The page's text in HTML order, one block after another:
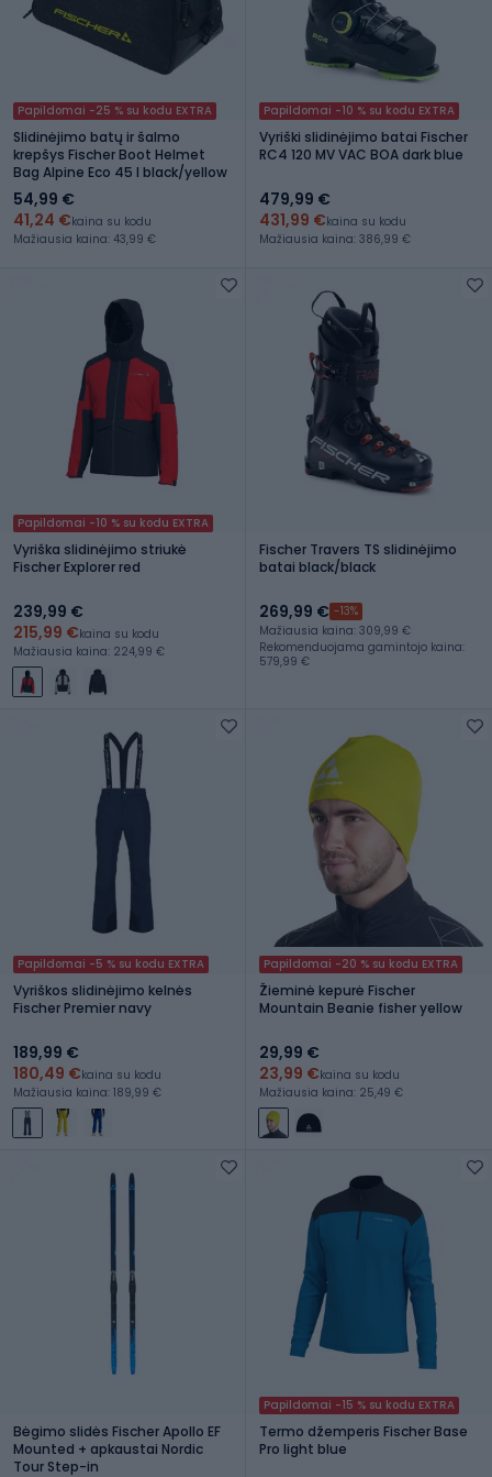
Papildomai -25 % su kodu EXTRA
Slidinėjimo batų ir šalmo
krepšys Fischer Boot Helmet
Bag Alpine Eco 45 l black/yellow
54,99 €
41,24 €kaina su kodu
Mažiausia kaina: 43,99 €
Papildomai -10 % su kodu EXTRA
Vyriški slidinėjimo batai Fischer
RC4 120 MV VAC BOA dark blue
479,99 €
431,99 €kaina su kodu
Mažiausia kaina: 386,99 €
Papildomai -10 % su kodu EXTRA
Vyriška slidinėjimo striukė
Fischer Explorer red
239,99 €
215,99 €kaina su kodu
Mažiausia kaina: 224,99 €
Fischer Travers TS slidinėjimo
batai black/black
269,99 € -13%
Mažiausia kaina: 309,99 €
Rekomenduojama gamintojo kaina:
579,99 €
Papildomai -5 % su kodu EXTRA
Vyriškos slidinėjimo kelnės
Fischer Premier navy
189,99 €
180,49 €kaina su kodu
Mažiausia kaina: 189,99 €
Papildomai -20 % su kodu EXTRA
Žieminė kepurė Fischer
Mountain Beanie fisher yellow
29,99 €
23,99 €kaina su kodu
Mažiausia kaina: 25,49 €
Bėgimo slidės Fischer Apollo EF
Mounted + apkaustai Nordic
Tour Step-in
Papildomai -15 % su kodu EXTRA
Termo džemperis Fischer Base
Pro light blue